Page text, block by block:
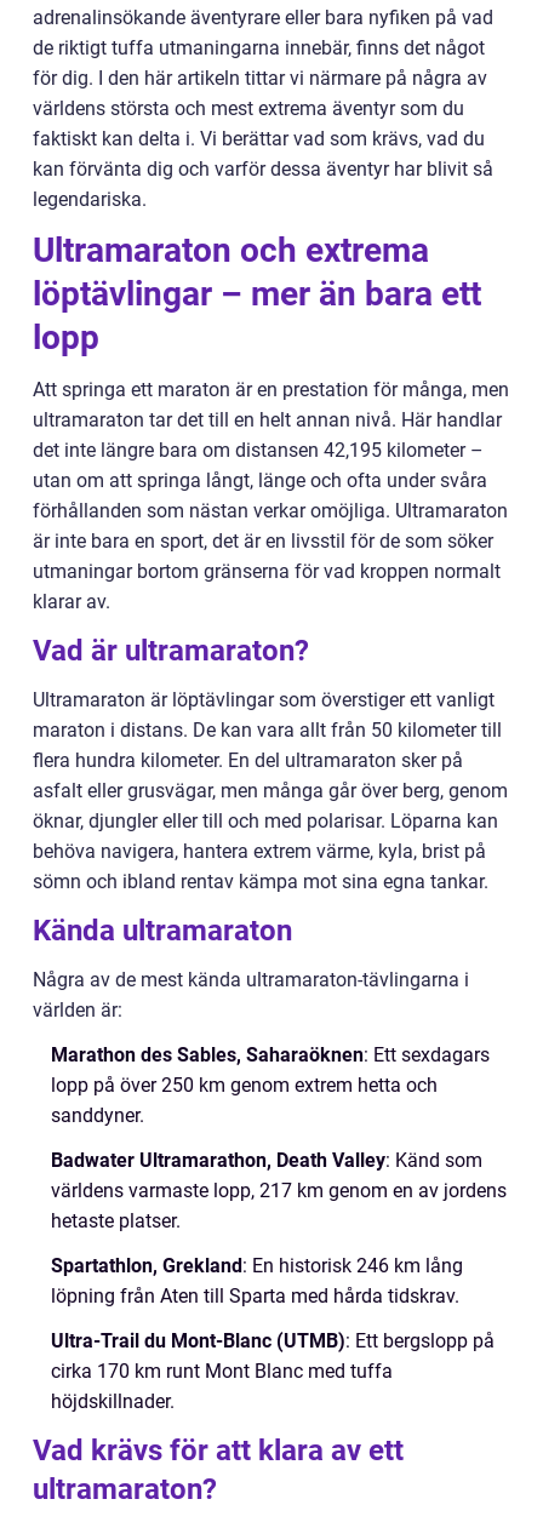
adrenalinsökande äventyrare eller bara nyfiken på vad
de riktigt tuffa utmaningarna innebär, finns det något
för dig. I den här artikeln tittar vi närmare på några av
världens största och mest extrema äventyr som du
faktiskt kan delta i. Vi berättar vad som krävs, vad du
kan förvänta dig och varför dessa äventyr har blivit så
legendariska.
Ultramaraton och extrema
löptävlingar – mer än bara ett
lopp
Att springa ett maraton är en prestation för många, men
ultramaraton tar det till en helt annan nivå. Här handlar
det inte längre bara om distansen 42,195 kilometer –
utan om att springa långt, länge och ofta under svåra
förhållanden som nästan verkar omöjliga. Ultramaraton
är inte bara en sport, det är en livsstil för de som söker
utmaningar bortom gränserna för vad kroppen normalt
klarar av.
Vad är ultramaraton?
Ultramaraton är löptävlingar som överstiger ett vanligt
maraton i distans. De kan vara allt från 50 kilometer till
flera hundra kilometer. En del ultramaraton sker på
asfalt eller grusvägar, men många går över berg, genom
öknar, djungler eller till och med polarisar. Löparna kan
behöva navigera, hantera extrem värme, kyla, brist på
sömn och ibland rentav kämpa mot sina egna tankar.
Kända ultramaraton
Några av de mest kända ultramaraton-tävlingarna i
världen är:
Marathon des Sables, Saharaöknen: Ett sexdagars
lopp på över 250 km genom extrem hetta och
sanddyner.
Badwater Ultramarathon, Death Valley: Känd som
världens varmaste lopp, 217 km genom en av jordens
hetaste platser.
Spartathlon, Grekland: En historisk 246 km lång
löpning från Aten till Sparta med hårda tidskrav.
Ultra-Trail du Mont-Blanc (UTMB): Ett bergslopp på
cirka 170 km runt Mont Blanc med tuffa
höjdskillnader.
Vad krävs för att klara av ett
ultramaraton?